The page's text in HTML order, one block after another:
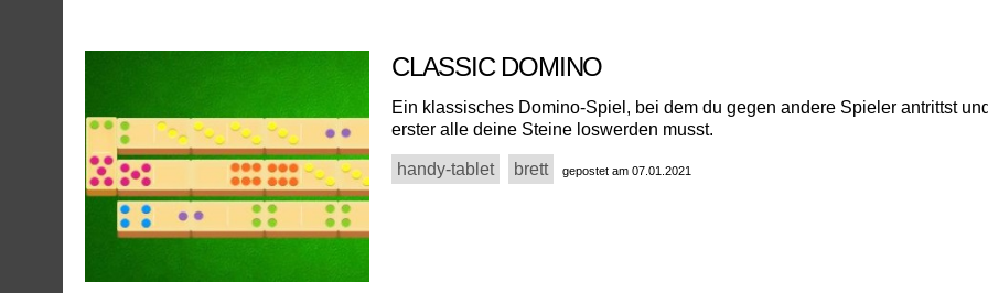
CLASSIC DOMINO
Ein klassisches Domino-Spiel, bei dem du gegen andere Spieler antrittst
erster alle deine Steine loswerden musst.
handy-tablet brett gepostet am 07.01.2021